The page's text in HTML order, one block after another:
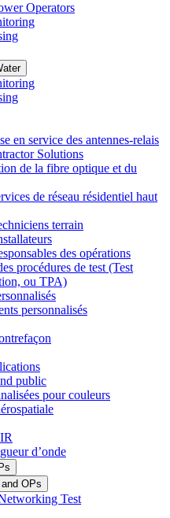
Operators
en service des antennes-relais
Solutions
de la fibre optique et du
de réseau résidentiel haut
terrain
des opérations
procédures de test (Test
ou TPA)
personnalisés
public
pour couleurs
d’onde
OPs
Test